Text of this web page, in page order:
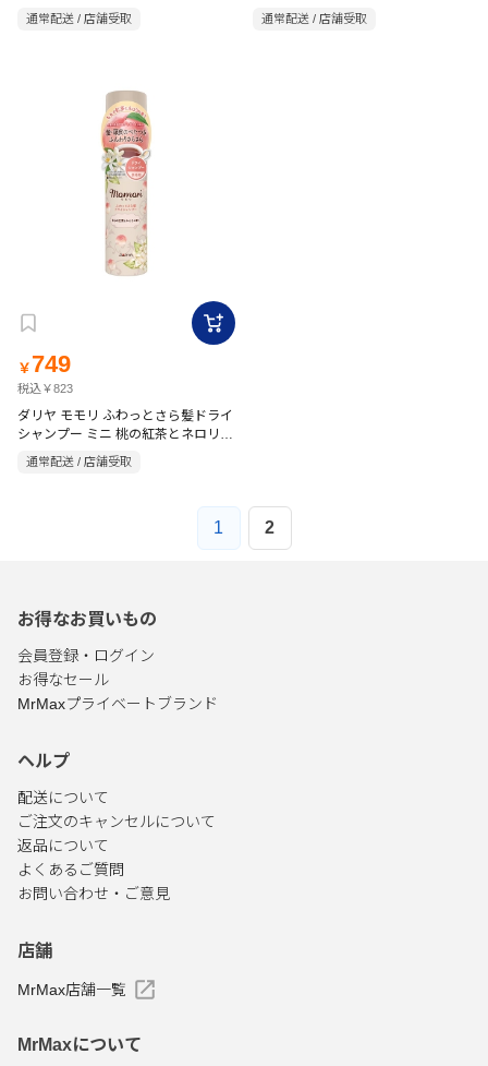
通常配送 / 店舗受取 通常配送 / 店舗受取
￥ 749
税込￥823
ダリヤ モモリ ふわっとさら髪ドライ
シャンプー ミニ 桃の紅茶とネロリの
香り 45g
通常配送 / 店舗受取
1 2
お得なお買いもの
会員登録・ログイン
お得なセール
MrMaxプライベートブランド
ヘルプ
配送について
ご注文のキャンセルについて
返品について
よくあるご質問
お問い合わせ・ご意見
店舗
MrMax店舗一覧
MrMaxについて